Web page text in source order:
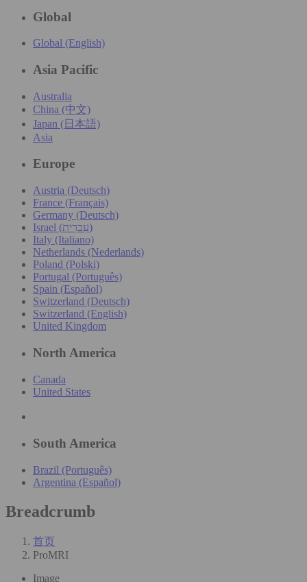
Global
Global (English)
Asia Pacific
Australia
China (中文)
Japan (日本語)
Asia
Europe
Austria (Deutsch)
France (Français)
Germany (Deutsch)
Israel (עִברִית)
Italy (Italiano)
Netherlands (Nederlands)
Poland (Polski)
Portugal (Português)
Spain (Español)
Switzerland (Deutsch)
Switzerland (English)
United Kingdom
North America
Canada
United States
South America
Brazil (Português)
Argentina (Español)
Breadcrumb
首页
ProMRI
Image